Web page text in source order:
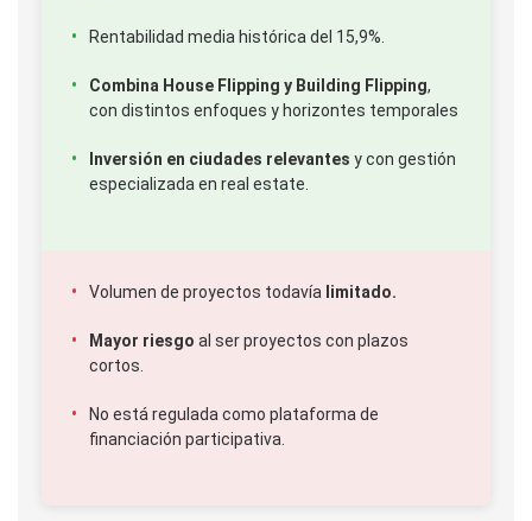
Rentabilidad media histórica del 15,9%.
Combina House Flipping y Building Flipping,
con distintos enfoques y horizontes temporales
Inversión en ciudades relevantes y con gestión
especializada en real estate.
Volumen de proyectos todavía limitado.
Mayor riesgo al ser proyectos con plazos
cortos.
No está regulada como plataforma de
financiación participativa.